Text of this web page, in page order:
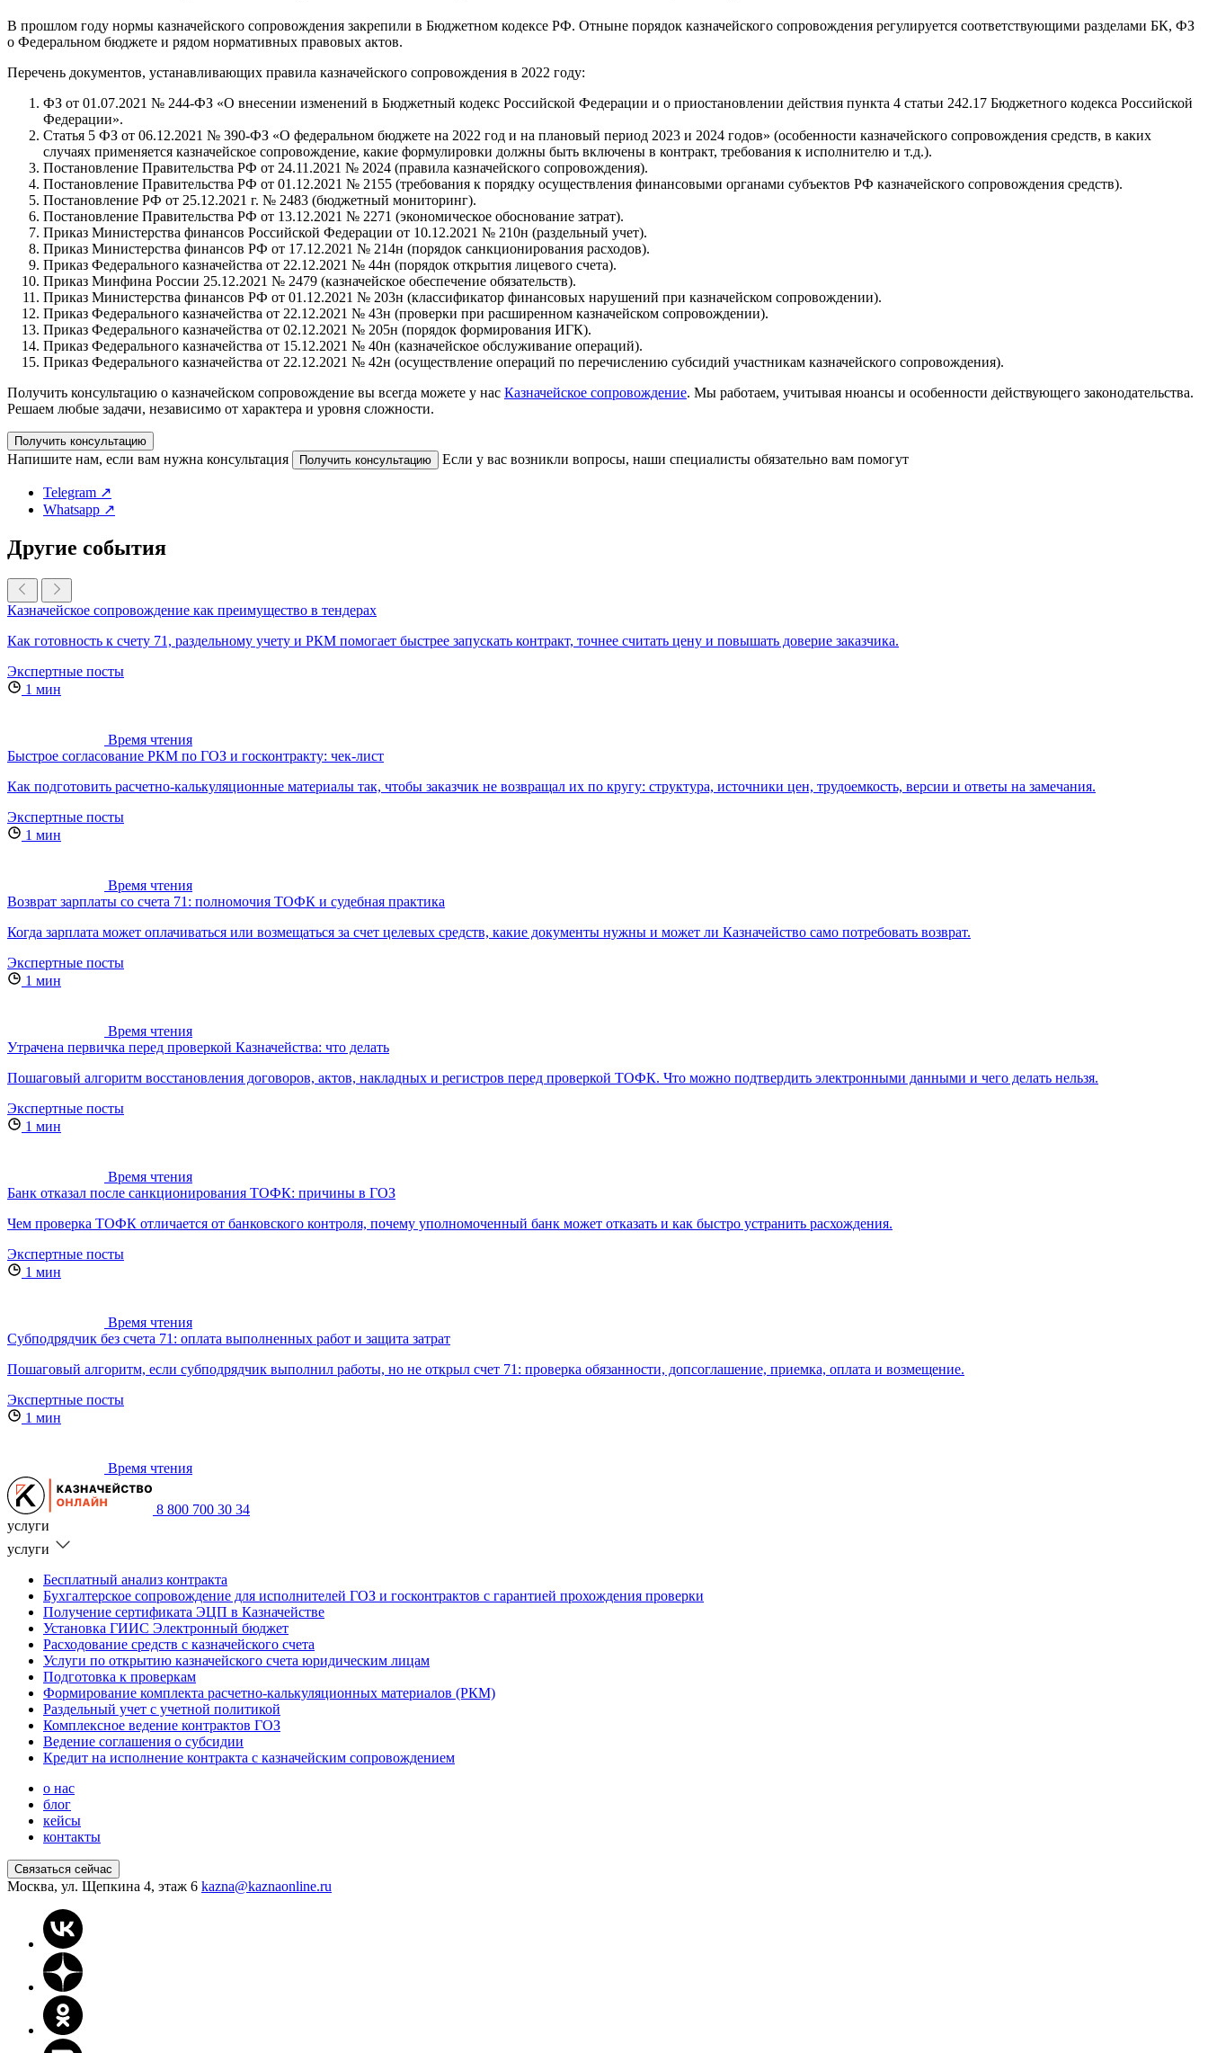
В прошлом году нормы казначейского сопровождения закрепили в Бюджетном кодексе РФ. Отныне порядок казначейского сопровождения регулируется соответствующими разделами БК, ФЗ
о Федеральном бюджете и рядом нормативных правовых актов.
Перечень документов, устанавливающих правила казначейского сопровождения в 2022 году:
ФЗ от 01.07.2021 № 244-ФЗ «О внесении изменений в Бюджетный кодекс Российской Федерации и о приостановлении действия пункта 4 статьи 242.17 Бюджетного кодекса Российской
Федерации».
Статья 5 ФЗ от 06.12.2021 № 390-ФЗ «О федеральном бюджете на 2022 год и на плановый период 2023 и 2024 годов» (особенности казначейского сопровождения средств, в каких
случаях применяется казначейское сопровождение, какие формулировки должны быть включены в контракт, требования к исполнителю и т.д.).
Постановление Правительства РФ от 24.11.2021 № 2024 (правила казначейского сопровождения).
Постановление Правительства РФ от 01.12.2021 № 2155 (требования к порядку осуществления финансовыми органами субъектов РФ казначейского сопровождения средств).
Постановление РФ от 25.12.2021 г. № 2483 (бюджетный мониторинг).
Постановление Правительства РФ от 13.12.2021 № 2271 (экономическое обоснование затрат).
Приказ Министерства финансов Российской Федерации от 10.12.2021 № 210н (раздельный учет).
Приказ Министерства финансов РФ от 17.12.2021 № 214н (порядок санкционирования расходов).
Приказ Федерального казначейства от 22.12.2021 № 44н (порядок открытия лицевого счета).
Приказ Минфина России 25.12.2021 № 2479 (казначейское обеспечение обязательств).
Приказ Министерства финансов РФ от 01.12.2021 № 203н (классификатор финансовых нарушений при казначейском сопровождении).
Приказ Федерального казначейства от 22.12.2021 № 43н (проверки при расширенном казначейском сопровождении).
Приказ Федерального казначейства от 02.12.2021 № 205н (порядок формирования ИГК).
Приказ Федерального казначейства от 15.12.2021 № 40н (казначейское обслуживание операций).
Приказ Федерального казначейства от 22.12.2021 № 42н (осуществление операций по перечислению субсидий участникам казначейского сопровождения).
Получить консультацию о казначейском сопровождение вы всегда можете у нас Казначейское сопровождение. Мы работаем, учитывая нюансы и особенности действующего законодательства.
Решаем любые задачи, независимо от характера и уровня сложности.
Получить консультацию
Напишите нам, если вам нужна консультация Получить консультацию Если у вас возникли вопросы, наши специалисты обязательно вам помогут
Telegram ↗
Whatsapp ↗
Другие события
Казначейское сопровождение как преимущество в тендерах
Как готовность к счету 71, раздельному учету и РКМ помогает быстрее запускать контракт, точнее считать цену и повышать доверие заказчика.
Экспертные посты
1 мин
Время чтения
Быстрое согласование РКМ по ГОЗ и госконтракту: чек-лист
Как подготовить расчетно-калькуляционные материалы так, чтобы заказчик не возвращал их по кругу: структура, источники цен, трудоемкость, версии и ответы на замечания.
Экспертные посты
1 мин
Время чтения
Возврат зарплаты со счета 71: полномочия ТОФК и судебная практика
Когда зарплата может оплачиваться или возмещаться за счет целевых средств, какие документы нужны и может ли Казначейство само потребовать возврат.
Экспертные посты
1 мин
Время чтения
Утрачена первичка перед проверкой Казначейства: что делать
Пошаговый алгоритм восстановления договоров, актов, накладных и регистров перед проверкой ТОФК. Что можно подтвердить электронными данными и чего делать нельзя.
Экспертные посты
1 мин
Время чтения
Банк отказал после санкционирования ТОФК: причины в ГОЗ
Чем проверка ТОФК отличается от банковского контроля, почему уполномоченный банк может отказать и как быстро устранить расхождения.
Экспертные посты
1 мин
Время чтения
Субподрядчик без счета 71: оплата выполненных работ и защита затрат
Пошаговый алгоритм, если субподрядчик выполнил работы, но не открыл счет 71: проверка обязанности, допсоглашение, приемка, оплата и возмещение.
Экспертные посты
1 мин
Время чтения
8 800 700 30 34
услуги
услуги
Бесплатный анализ контракта
Бухгалтерское сопровождение для исполнителей ГОЗ и госконтрактов с гарантией прохождения проверки
Получение сертификата ЭЦП в Казначействе
Установка ГИИС Электронный бюджет
Расходование средств с казначейского счета
Услуги по открытию казначейского счета юридическим лицам
Подготовка к проверкам
Формирование комплекта расчетно-калькуляционных материалов (РКМ)
Раздельный учет с учетной политикой
Комплексное ведение контрактов ГОЗ
Ведение соглашения о субсидии
Кредит на исполнение контракта с казначейским сопровождением
о нас
блог
кейсы
контакты
Связаться сейчас
Москва, ул. Щепкина 4, этаж 6 kazna@kaznaonline.ru